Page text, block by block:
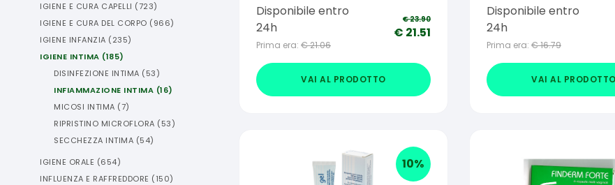
IGIENE E CURA CAPELLI (723)
IGIENE E CURA DEL CORPO (966)
IGIENE INFANZIA (235)
IGIENE INTIMA (185)
DISINFEZIONE INTIMA (53)
INFIAMMAZIONE INTIMA (16)
MICOSI INTIMA (7)
RIPRISTINO MICROFLORA (53)
SECCHEZZA INTIMA (54)
IGIENE ORALE (654)
INFLUENZA E RAFFREDDORE (150)
Disponibile entro
24h
Prima era: €21.06
€23.90
€ 21.51
VAI AL PRODOTTO
Disponibile entro
24h
Prima era: €16.79
VAI AL PRODOTTO
10%